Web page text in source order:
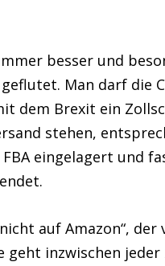
besser und
Man darf die
dem Brexit ein
stehen,
eingelagert und
auf Amazon“,
geht inzwischen